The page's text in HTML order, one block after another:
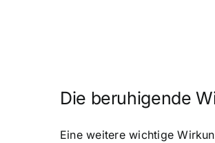
Die beruhigende
Eine weitere wichtige